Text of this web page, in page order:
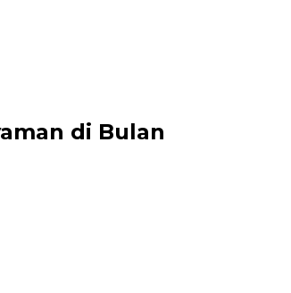
di Bulan